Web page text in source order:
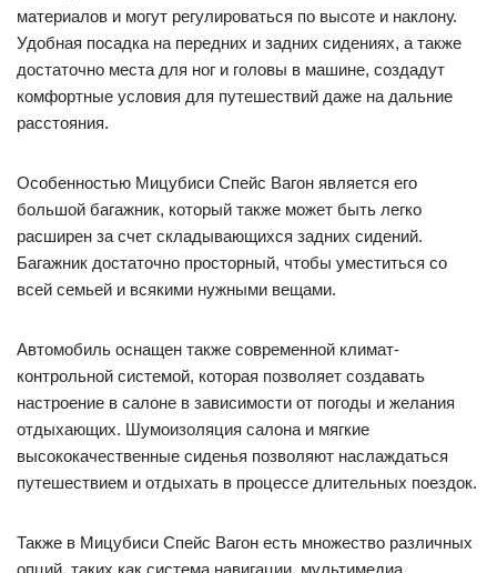
материалов и могут регулироваться по высоте и наклону.
Удобная посадка на передних и задних сидениях, а также
достаточно места для ног и головы в машине, создадут
комфортные условия для путешествий даже на дальние
расстояния.
Особенностью Мицубиси Спейс Вагон является его
большой багажник, который также может быть легко
расширен за счет складывающихся задних сидений.
Багажник достаточно просторный, чтобы уместиться со
всей семьей и всякими нужными вещами.
Автомобиль оснащен также современной климат-
контрольной системой, которая позволяет создавать
настроение в салоне в зависимости от погоды и желания
отдыхающих. Шумоизоляция салона и мягкие
высококачественные сиденья позволяют наслаждаться
путешествием и отдыхать в процессе длительных поездок.
Также в Мицубиси Спейс Вагон есть множество различных
опций, таких как система навигации, мультимедиа,